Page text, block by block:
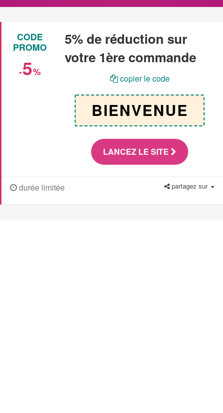
CODE
PROMO
-5%
5% de réduction sur
votre 1ère commande
copier le code
BIENVENUE
LANCEZ LE SITE
durée limitée partagez sur